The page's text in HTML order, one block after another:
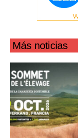
Más noticias